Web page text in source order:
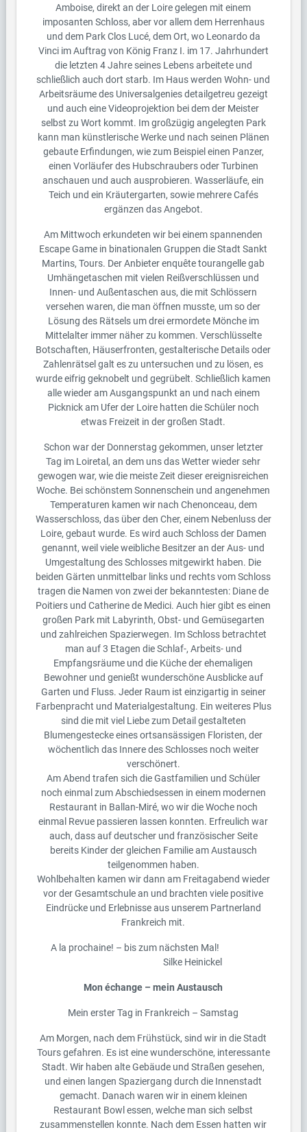
Amboise, direkt an der Loire gelegen mit einem
imposanten Schloss, aber vor allem dem Herrenhaus
und dem Park Clos Lucé, dem Ort, wo Leonardo da
Vinci im Auftrag von König Franz I. im 17. Jahrhundert
die letzten 4 Jahre seines Lebens arbeitete und
schließlich auch dort starb. Im Haus werden Wohn- und
Arbeitsräume des Universalgenies detailgetreu gezeigt
und auch eine Videoprojektion bei dem der Meister
selbst zu Wort kommt. Im großzügig angelegten Park
kann man künstlerische Werke und nach seinen Plänen
gebaute Erfindungen, wie zum Beispiel einen Panzer,
einen Vorläufer des Hubschraubers oder Turbinen
anschauen und auch ausprobieren. Wasserläufe, ein
Teich und ein Kräutergarten, sowie mehrere Cafés
ergänzen das Angebot.
Am Mittwoch erkundeten wir bei einem spannenden
Escape Game in binationalen Gruppen die Stadt Sankt
Martins, Tours. Der Anbieter enquête tourangelle gab
Umhängetaschen mit vielen Reißverschlüssen und
Innen- und Außentaschen aus, die mit Schlössern
versehen waren, die man öffnen musste, um so der
Lösung des Rätsels um drei ermordete Mönche im
Mittelalter immer näher zu kommen. Verschlüsselte
Botschaften, Häuserfronten, gestalterische Details oder
Zahlenrätsel galt es zu untersuchen und zu lösen, es
wurde eifrig geknobelt und gegrübelt. Schließlich kamen
alle wieder am Ausgangspunkt an und nach einem
Picknick am Ufer der Loire hatten die Schüler noch
etwas Freizeit in der großen Stadt.
Schon war der Donnerstag gekommen, unser letzter
Tag im Loiretal, an dem uns das Wetter wieder sehr
gewogen war, wie die meiste Zeit dieser ereignisreichen
Woche. Bei schönstem Sonnenschein und angenehmen
Temperaturen kamen wir nach Chenonceau, dem
Wasserschloss, das über den Cher, einem Nebenluss der
Loire, gebaut wurde. Es wird auch Schloss der Damen
genannt, weil viele weibliche Besitzer an der Aus- und
Umgestaltung des Schlosses mitgewirkt haben. Die
beiden Gärten unmittelbar links und rechts vom Schloss
tragen die Namen von zwei der bekanntesten: Diane de
Poitiers und Catherine de Medici. Auch hier gibt es einen
großen Park mit Labyrinth, Obst- und Gemüsegarten
und zahlreichen Spazierwegen. Im Schloss betrachtet
man auf 3 Etagen die Schlaf-, Arbeits- und
Empfangsräume und die Küche der ehemaligen
Bewohner und genießt wunderschöne Ausblicke auf
Garten und Fluss. Jeder Raum ist einzigartig in seiner
Farbenpracht und Materialgestaltung. Ein weiteres Plus
sind die mit viel Liebe zum Detail gestalteten
Blumengestecke eines ortsansässigen Floristen, der
wöchentlich das Innere des Schlosses noch weiter
verschönert.
Am Abend trafen sich die Gastfamilien und Schüler
noch einmal zum Abschiedsessen in einem modernen
Restaurant in Ballan-Miré, wo wir die Woche noch
einmal Revue passieren lassen konnten. Erfreulich war
auch, dass auf deutscher und französischer Seite
bereits Kinder der gleichen Familie am Austausch
teilgenommen haben.
Wohlbehalten kamen wir dann am Freitagabend wieder
vor der Gesamtschule an und brachten viele positive
Eindrücke und Erlebnisse aus unserem Partnerland
Frankreich mit.
A la prochaine! – bis zum nächsten Mal!
Silke Heinickel
Mon échange – mein Austausch
Mein erster Tag in Frankreich – Samstag
Am Morgen, nach dem Frühstück, sind wir in die Stadt
Tours gefahren. Es ist eine wunderschöne, interessante
Stadt. Wir haben alte Gebäude und Straßen gesehen,
und einen langen Spaziergang durch die Innenstadt
gemacht. Danach waren wir in einem kleinen
Restaurant Bowl essen, welche man sich selbst
zusammenstellen konnte. Nach dem Essen hatten wir